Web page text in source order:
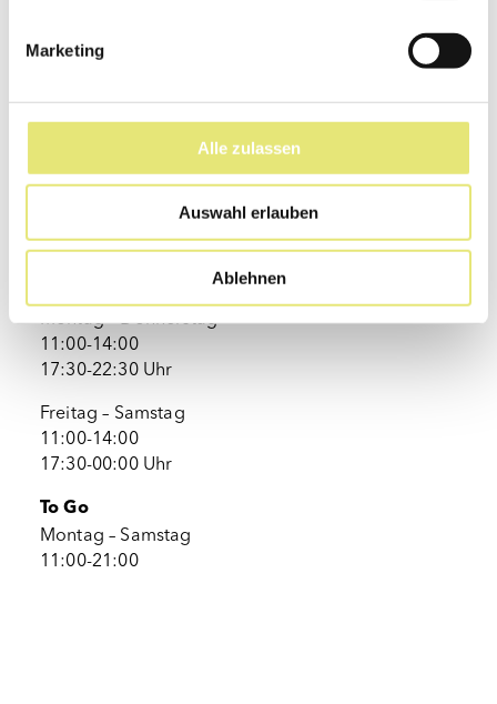
Marketing
Alle zulassen
Auswahl erlauben
Ablehnen
Reservation unter: Reservation@mizu.li
Öffnungszeiten
Montag – Donnerstag
11:00-14:00
17:30-22:30 Uhr
‍Freitag – Samstag
11:00-14:00
17:30-00:00 Uhr
To Go
Montag – Samstag
11:00-21:00